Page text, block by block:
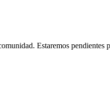
Estaremos pendientes